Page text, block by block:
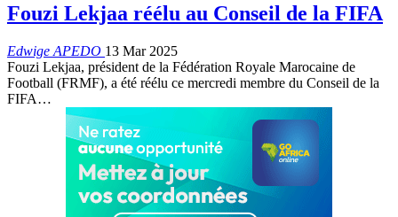
Fouzi Lekjaa réélu au Conseil de la FIFA
Edwige APEDO 13 Mar 2025
Fouzi Lekjaa, président de la Fédération Royale Marocaine de
Football (FRMF), a été réélu ce mercredi membre du Conseil de la
FIFA…